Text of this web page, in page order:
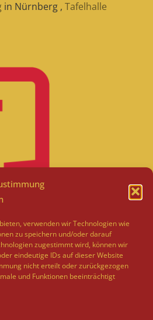
verwenden wir Technologien wie
zu speichern und/oder darauf
zugestimmt wird, können wir
eindeutige IDs auf dieser Website
nicht erteilt oder zurückgezogen
und Funktionen beeinträchtigt
in Nürnberg , Tafelhalle